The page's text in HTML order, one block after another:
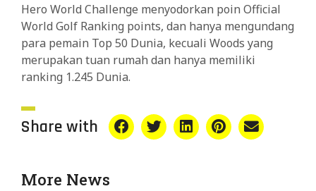
Hero World Challenge menyodorkan poin Official
World Golf Ranking points, dan hanya mengundang
para pemain Top 50 Dunia, kecuali Woods yang
merupakan tuan rumah dan hanya memiliki
ranking 1.245 Dunia.
Share with
More News